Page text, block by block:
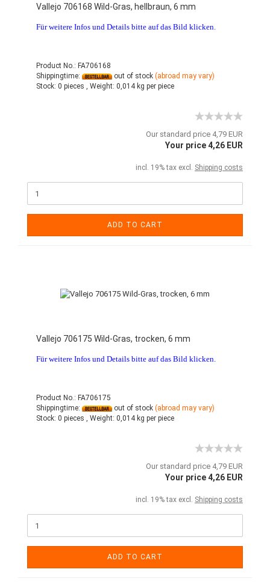
Vallejo 706168 Wild-Gras, hellbraun, 6 mm
Für weitere Infos und Details bitte auf das Bild klicken.
Product No.: FA706168
Shippingtime:
out of stock (abroad may vary)
Stock: 0 pieces , Weight: 0,014kg per piece
Our standard price 4,79 EUR
Your price 4,26 EUR
incl. 19% tax excl. Shipping costs
ADD TO CART
Vallejo 706175 Wild-Gras, trocken, 6 mm
Für weitere Infos und Details bitte auf das Bild klicken.
Product No.: FA706175
Shippingtime:
out of stock (abroad may vary)
Stock: 0 pieces , Weight: 0,014kg per piece
Our standard price 4,79 EUR
Your price 4,26 EUR
incl. 19% tax excl. Shipping costs
ADD TO CART